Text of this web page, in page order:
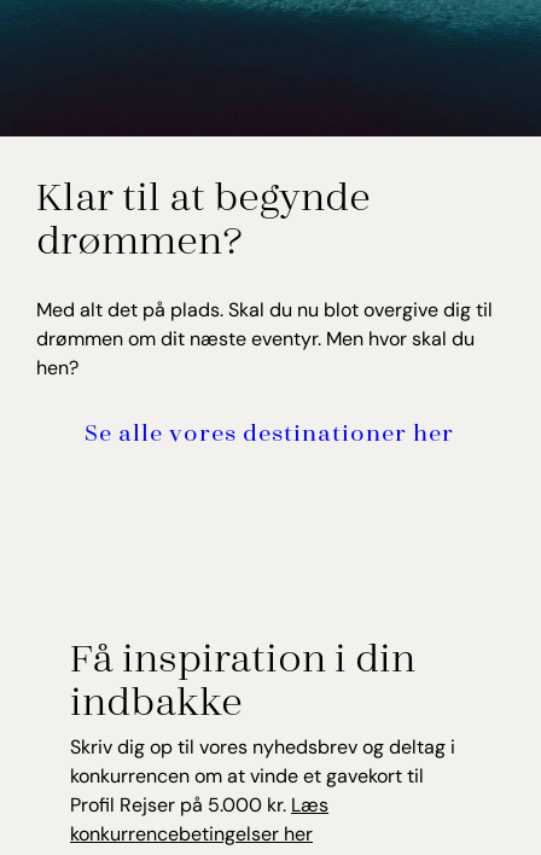
Klar til at begynde
drømmen?
Med alt det på plads. Skal du nu blot overgive dig til
drømmen om dit næste eventyr. Men hvor skal du
hen?
Se alle vores destinationer her
Få inspiration i din
indbakke
Skriv dig op til vores nyhedsbrev og deltag i
konkurrencen om at vinde et gavekort til
Profil Rejser på 5.000 kr. Læs
konkurrencebetingelser her